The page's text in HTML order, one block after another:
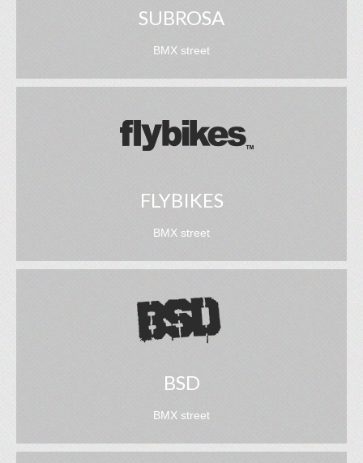
SUBROSA
BMX street
FLYBIKES
BMX street
BSD
BMX street